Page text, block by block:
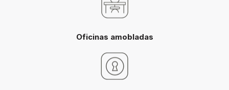
Oficinas amobladas